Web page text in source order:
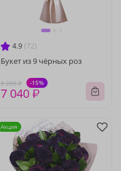
4.9 (72)
Букет из 9 чёрных роз
8 280 ₽ -15%
7 040 ₽
Акция